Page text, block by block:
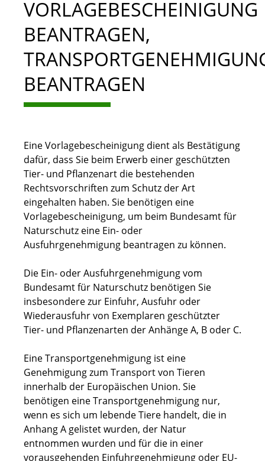
VORLAGEBESCHEINIGUNG
BEANTRAGEN,
BEANTRAGEN
Eine Vorlagebescheinigung dient als Bestätigung
dafür, dass Sie beim Erwerb einer geschützten
Tier- und Pflanzenart die bestehenden
Rechtsvorschriften zum Schutz der Art
eingehalten haben. Sie benötigen eine
Vorlagebescheinigung, um beim Bundesamt für
Naturschutz eine Ein- oder
Ausfuhrgenehmigung beantragen zu können.
Die Ein- oder Ausfuhrgenehmigung vom
Bundesamt für Naturschutz benötigen Sie
insbesondere zur Einfuhr, Ausfuhr oder
Wiederausfuhr von Exemplaren geschützter
Tier- und Pflanzenarten der Anhänge A, B oder C.
Eine Transportgenehmigung ist eine
Genehmigung zum Transport von Tieren
innerhalb der Europäischen Union. Sie
benötigen eine Transportgenehmigung nur,
wenn es sich um lebende Tiere handelt, die in
Anhang A gelistet wurden, der Natur
entnommen wurden und für die in einer
vorausgehenden Einfuhrgenehmigung oder EU-